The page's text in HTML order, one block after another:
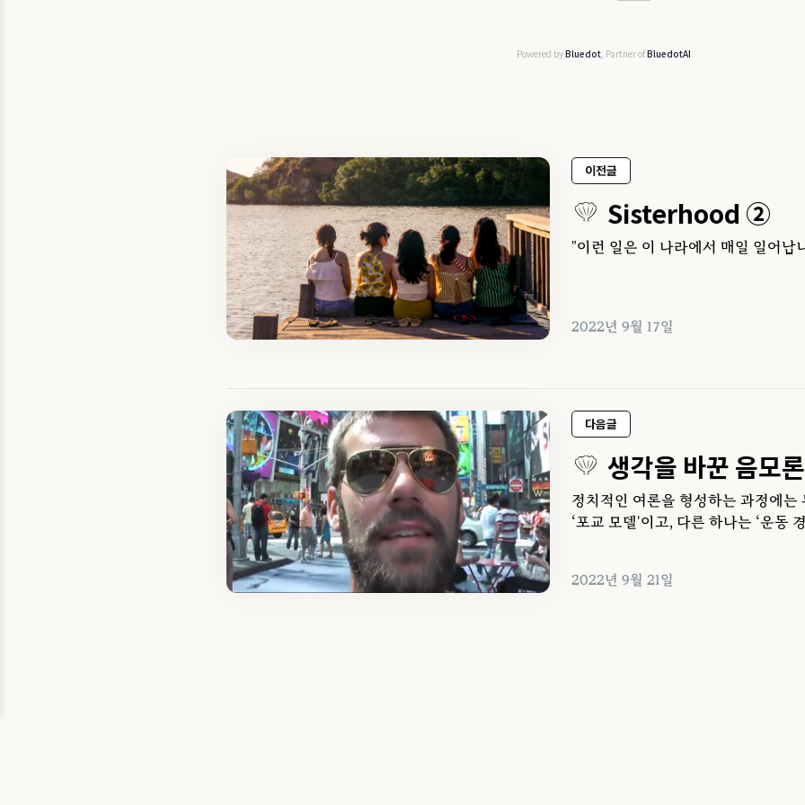
Powered byBluedot, Partner ofBluedotAI
이전글
Sisterhood ②
"이런 일은 이 나라에서 매일 일어납
2022년 9월 17일
다음글
생각을 바꾼 음모
정치적인 여론을 형성하는 과정에는
‘포교 모델'이고, 다른 하나는 ‘운동
2022년 9월 21일